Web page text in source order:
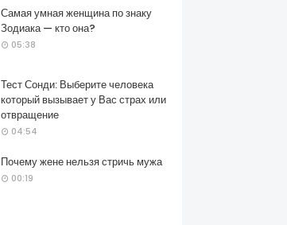
Самая умная женщина по знаку
Зодиака — кто она?
05:38
Тест Сонди: Выберите человека
который вызывает у Вас страх или
отвращение
04:54
Почему жене нельзя стричь мужа
00:19